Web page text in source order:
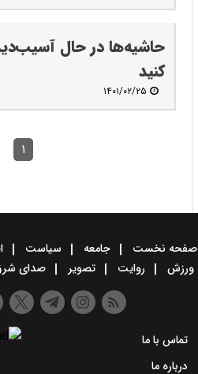
حاشیه‌ها در حال
کنید
۱۴۰۱/۰۲/۲۵
۱
صفحه نخست جامعه سیاست
ورزش
روایت تصویر صدای
تماس با ما
درباره ما